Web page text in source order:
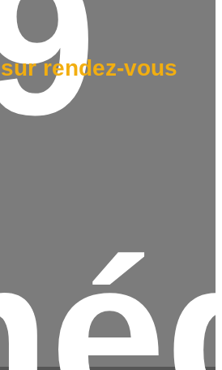
rendez-vous